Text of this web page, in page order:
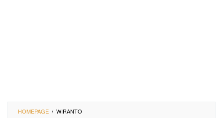
HOMEPAGE / WIRANTO